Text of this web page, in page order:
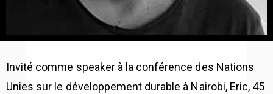
Invité comme speaker à la conférence des Nations
Unies sur le développement durable à Nairobi, Eric, 45